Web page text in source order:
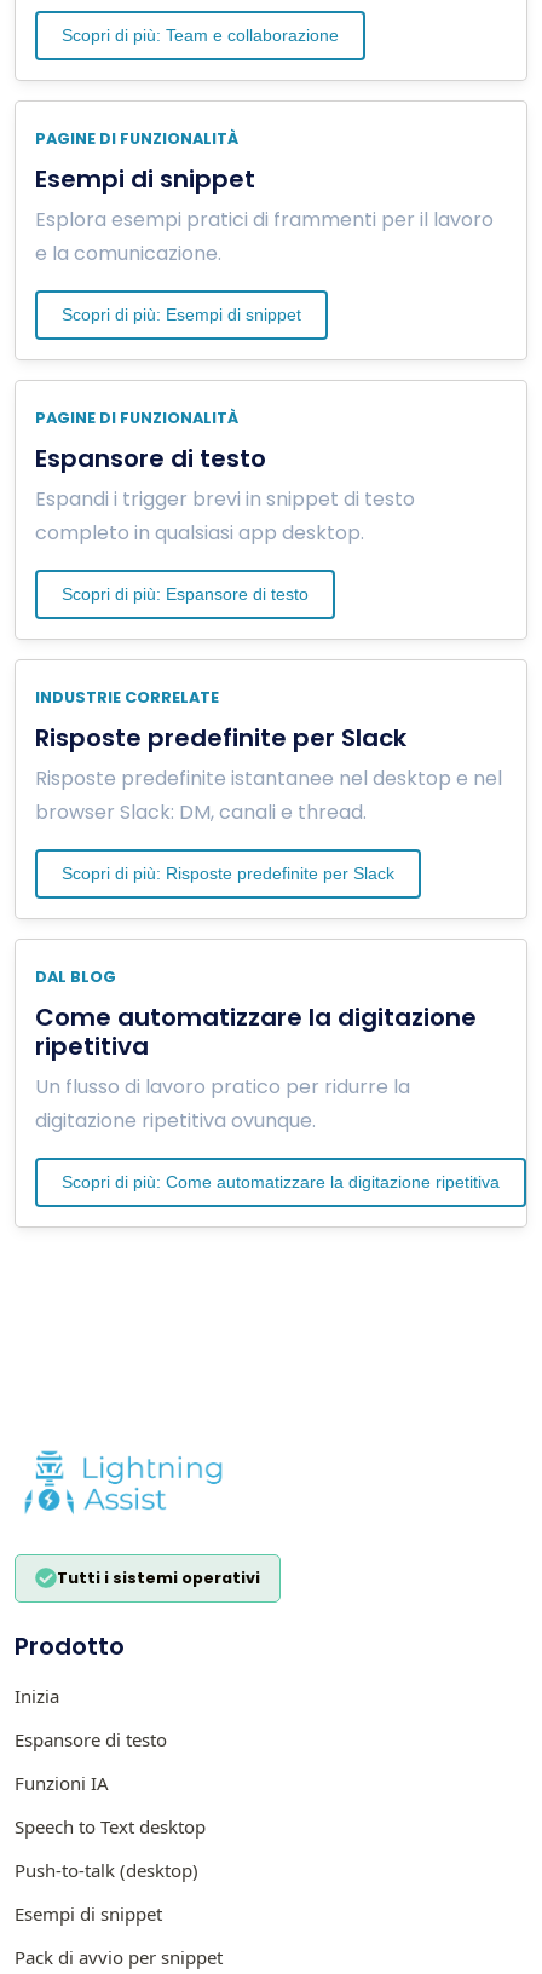
Scopri di più: Team e collaborazione
PAGINE DI FUNZIONALITÀ
Esempi di snippet
Esplora esempi pratici di frammenti per il lavoro
e la comunicazione.
Scopri di più: Esempi di snippet
PAGINE DI FUNZIONALITÀ
Espansore di testo
Espandi i trigger brevi in snippet di testo
completo in qualsiasi app desktop.
Scopri di più: Espansore di testo
INDUSTRIE CORRELATE
Risposte predefinite per Slack
Risposte predefinite istantanee nel desktop e nel
browser Slack: DM, canali e thread.
Scopri di più: Risposte predefinite per Slack
DAL BLOG
Come automatizzare la digitazione
ripetitiva
Un flusso di lavoro pratico per ridurre la
digitazione ripetitiva ovunque.
Scopri di più: Come automatizzare la digitazione ripetitiva
Tutti i sistemi operativi
Prodotto
Inizia
Espansore di testo
Funzioni IA
Speech to Text desktop
Push-to-talk (desktop)
Esempi di snippet
Pack di avvio per snippet